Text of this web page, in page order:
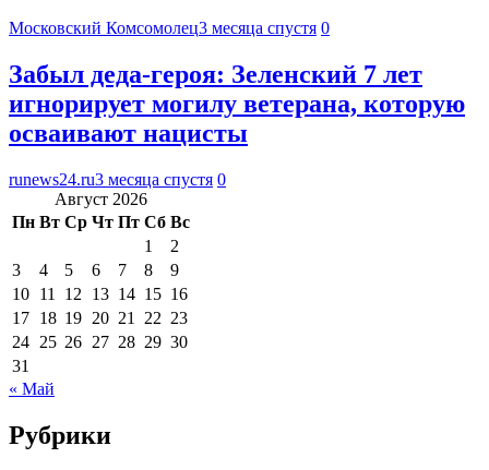
Московский Комсомолец3 месяца спустя 0
Забыл деда-героя: Зеленский 7 лет
игнорирует могилу ветерана, которую
осваивают нацисты
runews24.ru3 месяца спустя 0
Август 2026
Пн Вт Ср Чт Пт Сб Вс
1
2
3
4 5 6 7 8
9
10 11 12 13 14 15 16
17 18 19 20 21 22 23
24 25 26 27 28 29 30
31
« Май
Рубрики